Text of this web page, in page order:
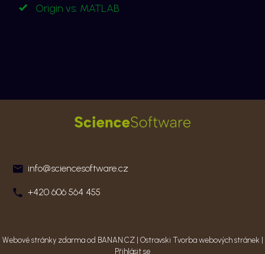
Origin vs. MATLAB
info@sciencesoftware.cz
+420 606 564 455
Webové stránky zdarmaod BANAN.CZ| Ostravski Tvorba webových stránek
Přihlásit se